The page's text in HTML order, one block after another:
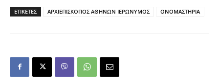
ΕΤΙΚΕΤΕΣ ΑΡΧΙΕΠΙΣΚΟΠΟΣ ΑΘΗΝΩΝ ΙΕΡΩΝΥΜΟΣ ΟΝΟΜΑΣΤΗΡΙΑ